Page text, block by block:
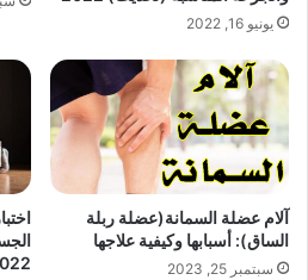
يونيو 16, 2022
آلام عضلة السمانة(عضلة ربلة
الساق): أسبابها وكيفية علاجها
سبتمبر 25, 2023